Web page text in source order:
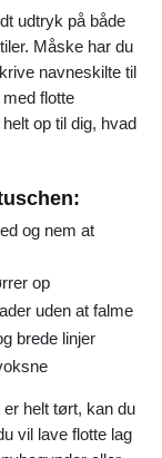
udtryk på både
Måske har du
navneskilte til
flotte
op til dig, hvad
og nem at
op
uden at falme
brede linjer
helt tørt, kan du
vil lave flotte lag